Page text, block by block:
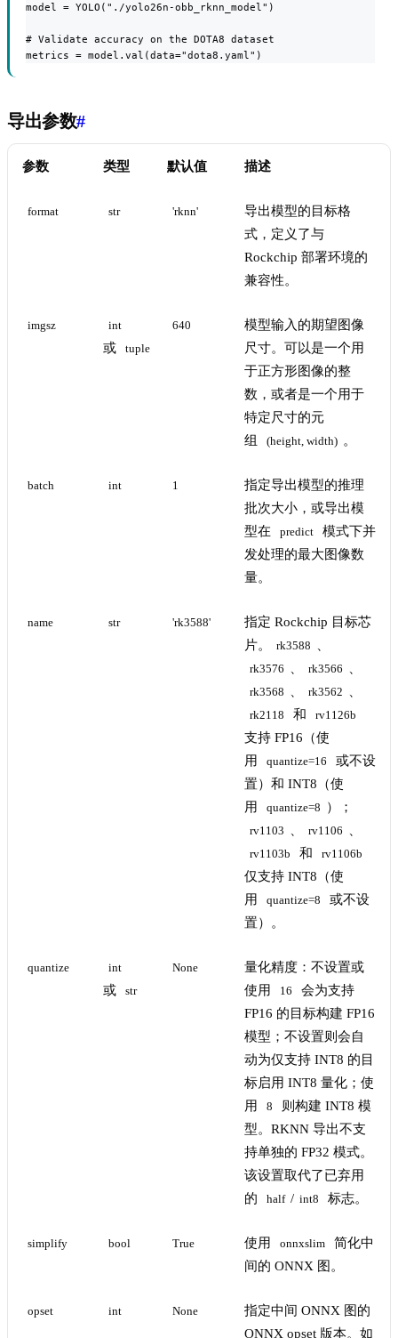
model = YOLO("./yolo26n-obb_rknn_model")
# Validate accuracy on the DOTA8 dataset
metrics = model.val(data="dota8.yaml")
导出参数#
参数 类型 默认值 描述
format str 'rknn'
导出模型的目标格
式，定义了与
Rockchip 部署环境的
兼容性。
imgsz int
或 tuple
640
模型输入的期望图像
尺寸。可以是一个用
于正方形图像的整
数，或者是一个用于
特定尺寸的元
组
(height, width) 。
batch int 1
指定导出模型的推理
批次大小，或导出模
型在
predict
模式下并
发处理的最大图像数
量。
name str 'rk3588'
指定 Rockchip 目标芯
片。
rk3588
rk3576 rk3566
rk3568 rk3562
rk2118 和 rv1126b
支持 FP16（使
用
quantize=16
或不设
置）和 INT8（使
用
quantize=8 ）；
rv1103 rv1106
rv1103b 和 rv1106b
仅支持 INT8（使
用
quantize=8
或不设
置）。
quantize int
或 str
None
量化精度：不设置或
使用
16
会为支持
FP16 的目标构建 FP16
模型；不设置则会自
动为仅支持 INT8 的目
标启用 INT8 量化；使
用
8
则构建 INT8 模
型。RKNN 导出不支
持单独的 FP32 模式。
该设置取代了已弃用
的
half / int8 标志。
simplify bool True 使用 onnxslim
简化中
间的 ONNX 图。
opset int None
指定中间 ONNX 图的
ONNX opset 版本。如